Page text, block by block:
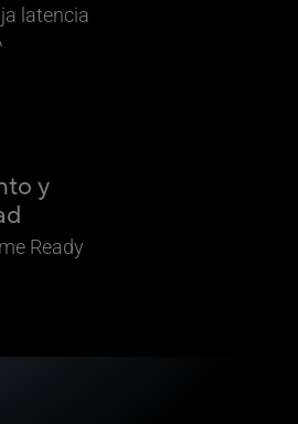
latencia
y
Ready